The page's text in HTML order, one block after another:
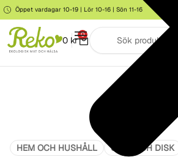
Öppet vardagar 10-19 | Lör 10-16 | Sön 11-16
0 kr
0
HEM OCH HUSHÅLL STÄD OCH DISK